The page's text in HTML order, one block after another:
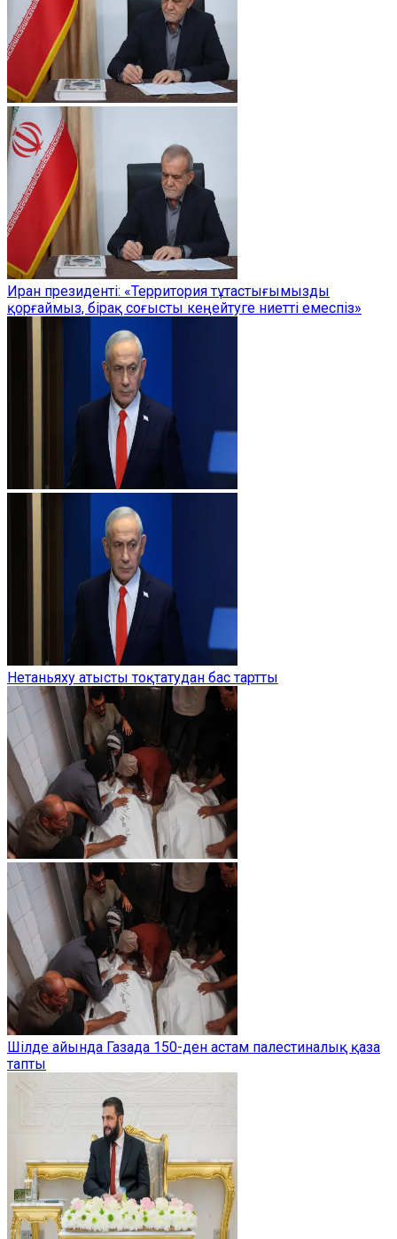
Иран президенті: «Территория тұтастығымызды
қорғаймыз, бірақ соғысты кеңейтуге ниетті емеспіз»
Нетаньяху атысты тоқтатудан бас тартты
Шілде айында Газада 150-ден астам палестиналық қаза
тапты